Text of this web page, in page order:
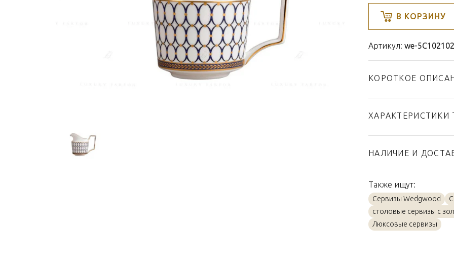
В КОРЗИНУ
Артикул: we-
КОРОТКОЕ
ХАРАКТЕРИСТИКИ
Коллекция
Материал
Объем / Размер
НАЛИЧИЕ И
Также ищут:
Сервизы Wedgwood
столовые сервизы с
Люксовые сервизы